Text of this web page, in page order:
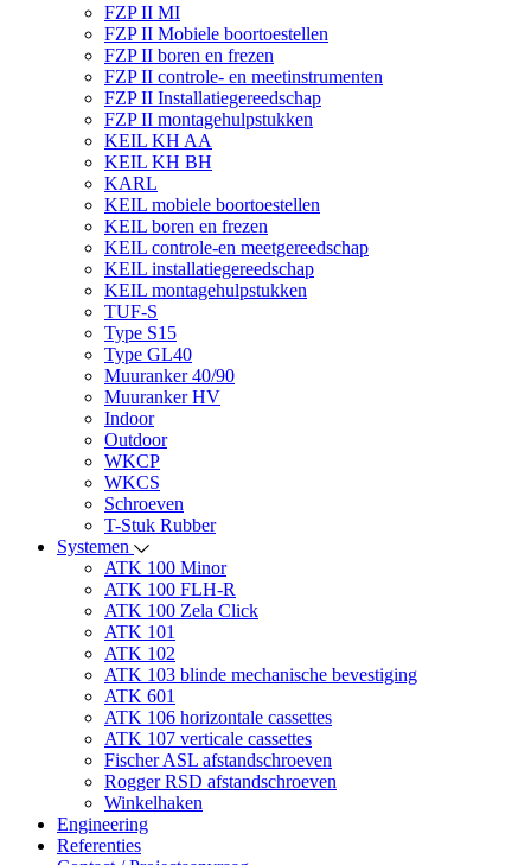
FZP II MI
FZP II Mobiele boortoestellen
FZP II boren en frezen
FZP II controle- en meetinstrumenten
FZP II Installatiegereedschap
FZP II montagehulpstukken
KEIL KH AA
KEIL KH BH
KARL
KEIL mobiele boortoestellen
KEIL boren en frezen
KEIL controle-en meetgereedschap
KEIL installatiegereedschap
KEIL montagehulpstukken
TUF-S
Type S15
Type GL40
Muuranker 40/90
Muuranker HV
Indoor
Outdoor
WKCP
WKCS
Schroeven
T-Stuk Rubber
Systemen
ATK 100 Minor
ATK 100 FLH-R
ATK 100 Zela Click
ATK 101
ATK 102
ATK 103 blinde mechanische bevestiging
ATK 601
ATK 106 horizontale cassettes
ATK 107 verticale cassettes
Fischer ASL afstandschroeven
Rogger RSD afstandschroeven
Winkelhaken
Engineering
Referenties